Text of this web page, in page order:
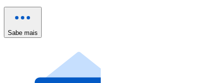
Sabe mais